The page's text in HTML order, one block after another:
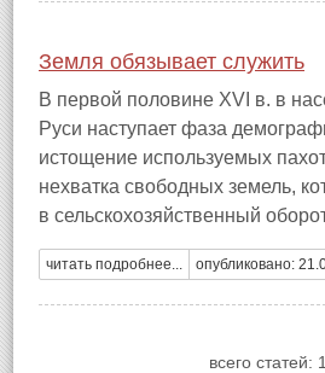
Земля обязывает служить
В первой половине XVI в. в
Руси наступает фаза
истощение используемых
нехватка свободных земель,
в сельскохозяйственный
читать подробнее... опубликовано:
всего статей: